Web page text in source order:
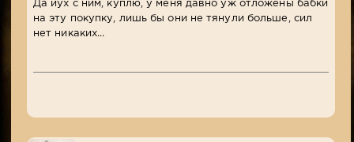
Да йух с ним, куплю, у меня давно уж отложены бабки
на эту покупку, лишь бы они не тянули больше, сил
нет никаких...